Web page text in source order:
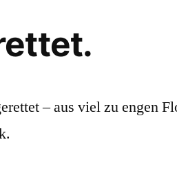
– aus viel zu engen